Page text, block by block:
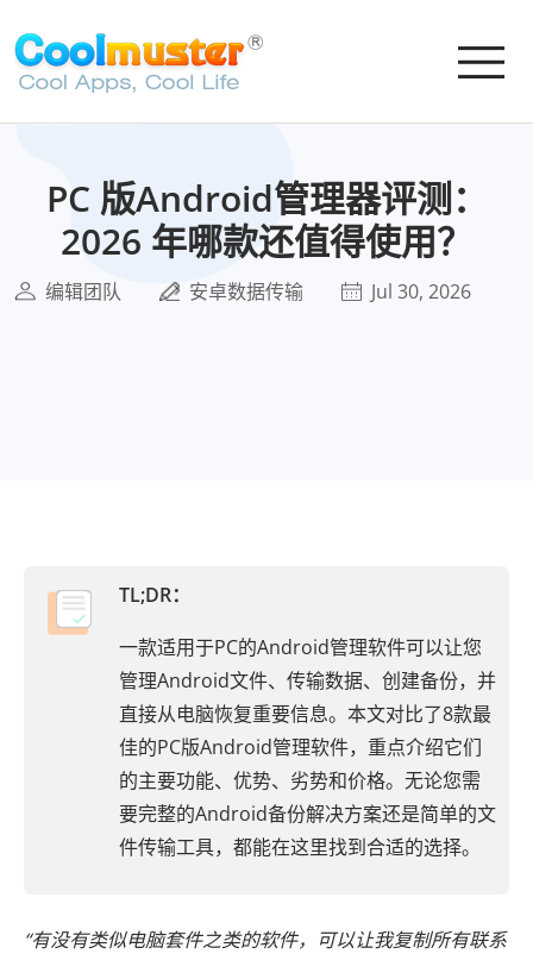
PC 版Android管理器评测：
2026 年哪款还值得使用？
编辑团队 安卓数据传输 Jul 30, 2026
TL;DR：
一款适用于PC的Android管理软件可以让您
管理Android文件、传输数据、创建备份，并
直接从电脑恢复重要信息。本文对比了8款最
佳的PC版Android管理软件，重点介绍它们
的主要功能、优势、劣势和价格。无论您需
要完整的Android备份解决方案还是简单的文
件传输工具，都能在这里找到合适的选择。
“有没有类似电脑套件之类的软件，可以让我复制所有联系